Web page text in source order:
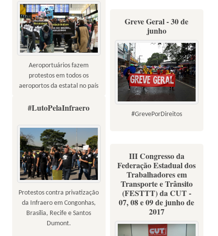
Aeroportuários fazem
protestos em todos os
aeroportos da estatal no país
Greve Geral - 30 de
junho
#GrevePorDireitos
#LutoPelaInfraero
Protestos contra privatização
da Infraero em Congonhas,
Brasília, Recife e Santos
Dumont.
III Congresso da
Federação Estadual dos
Trabalhadores em
Transporte e Trânsito
(FESTTT) da CUT -
07, 08 e 09 de junho de
2017